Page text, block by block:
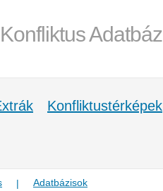
Konfliktustérképek
| Adatbázisok